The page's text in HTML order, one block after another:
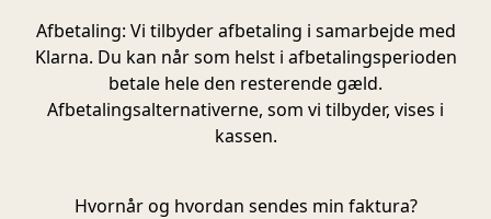
Afbetaling: Vi tilbyder afbetaling i samarbejde med
Klarna. Du kan når som helst i afbetalingsperioden
betale hele den resterende gæld.
Afbetalingsalternativerne, som vi tilbyder, vises i
kassen.
Hvornår og hvordan sendes min faktura?